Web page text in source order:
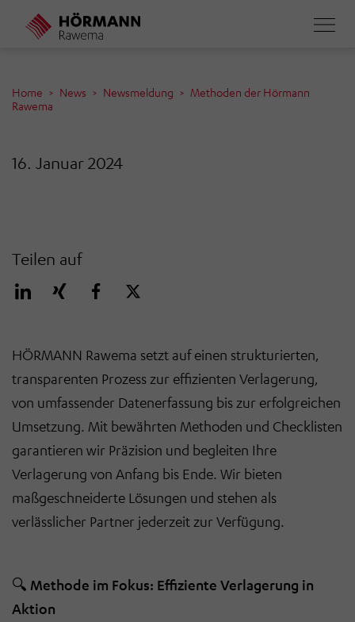
Direkt
Home News Newsmeldung
Methoden der Hörmann
Rawema
16. Januar 2024
Teilen auf
HÖRMANN Rawema setzt auf einen strukturierten,
transparenten Prozess zur effizienten Verlagerung,
von umfassender Datenerfassung bis zur erfolgreichen
Umsetzung. Mit bewährten Methoden und Checklisten
garantieren wir Präzision und begleiten Ihre
Verlagerung von Anfang bis Ende. Wir bieten
maßgeschneiderte Lösungen und stehen als
verlässlicher Partner jederzeit zur Verfügung.
🔍 Methode im Fokus: Effiziente Verlagerung in
Aktion